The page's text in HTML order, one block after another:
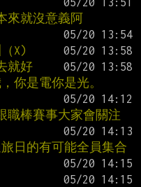
來就沒意義阿
X)
就好
你是電你是光。
職棒賽事大家會關注
日的有可能全員集合